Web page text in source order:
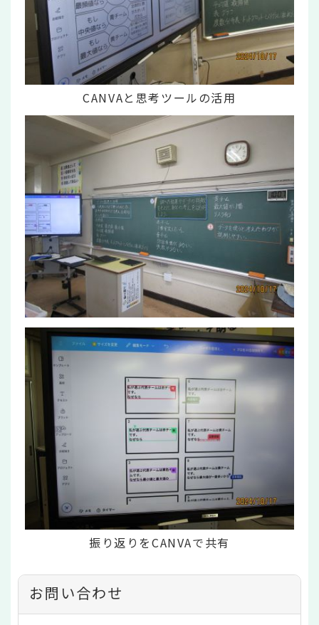
CANVAと思考ツールの活用
振り返りをCANVAで共有
お問い合わせ